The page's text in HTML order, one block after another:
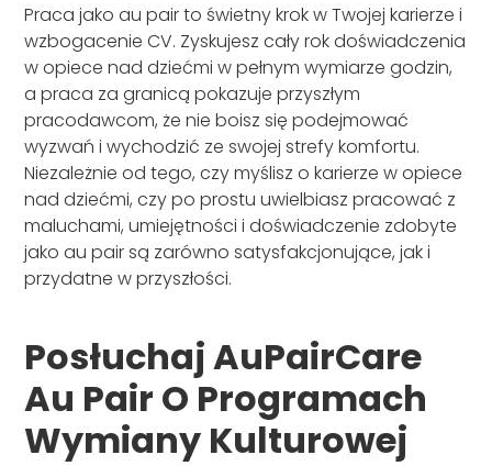
Praca jako au pair to świetny krok w Twojej karierze i
wzbogacenie CV. Zyskujesz cały rok doświadczenia
w opiece nad dziećmi w pełnym wymiarze godzin,
a praca za granicą pokazuje przyszłym
pracodawcom, że nie boisz się podejmować
wyzwań i wychodzić ze swojej strefy komfortu.
Niezależnie od tego, czy myślisz o karierze w opiece
nad dziećmi, czy po prostu uwielbiasz pracować z
maluchami, umiejętności i doświadczenie zdobyte
jako au pair są zarówno satysfakcjonujące, jak i
przydatne w przyszłości.
Posłuchaj AuPairCare
Au Pair O Programach
Wymiany Kulturowej